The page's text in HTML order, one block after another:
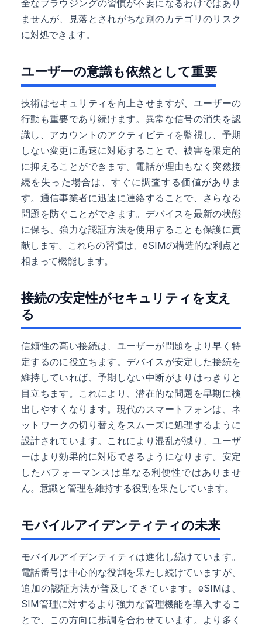
全なブラウジングの習慣が不要になるわけではあり
ませんが、見落とされがちな別のカテゴリのリスク
に対処できます。
ユーザーの意識も依然として重要
技術はセキュリティを向上させますが、ユーザーの
行動も重要であり続けます。異常な信号の消失を認
識し、アカウントのアクティビティを監視し、予期
しない変更に迅速に対応することで、被害を限定的
に抑えることができます。電話が理由もなく突然接
続を失った場合は、すぐに調査する価値がありま
す。通信事業者に迅速に連絡することで、さらなる
問題を防ぐことができます。デバイスを最新の状態
に保ち、強力な認証方法を使用することも保護に貢
献します。これらの習慣は、eSIMの構造的な利点と
相まって機能します。
接続の安定性がセキュリティを支え
る
信頼性の高い接続は、ユーザーが問題をより早く特
定するのに役立ちます。デバイスが安定した接続を
維持していれば、予期しない中断がよりはっきりと
目立ちます。これにより、潜在的な問題を早期に検
出しやすくなります。現代のスマートフォンは、ネ
ットワークの切り替えをスムーズに処理するように
設計されています。これにより混乱が減り、ユーザ
ーはより効果的に対応できるようになります。安定
したパフォーマンスは単なる利便性ではありませ
ん。意識と管理を維持する役割を果たしています。
モバイルアイデンティティの未来
モバイルアイデンティティは進化し続けています。
電話番号は中心的な役割を果たし続けていますが、
追加の認証方法が普及してきています。eSIMは、
SIM管理に対するより強力な管理機能を導入するこ
とで、この方向に歩調を合わせています。より多く